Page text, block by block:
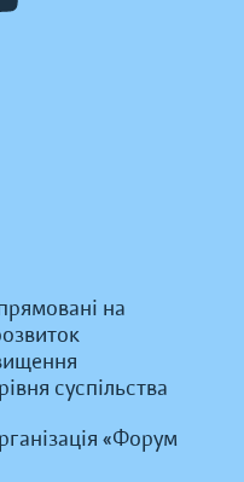
на
суспільства
«Форум